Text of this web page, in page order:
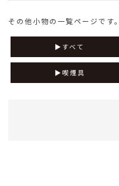
その他小物の一覧ページです。
すべて
喫煙具